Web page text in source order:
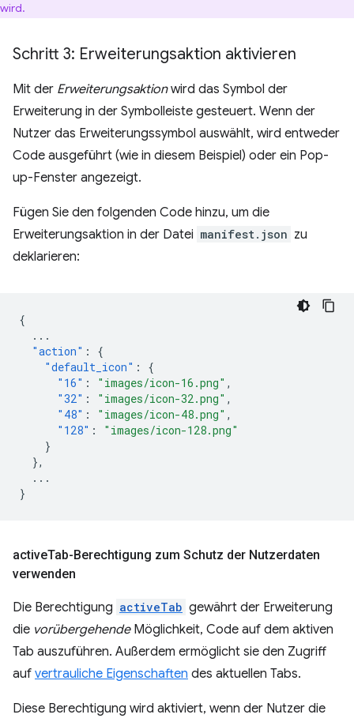
wird.
Schritt 3: Erweiterungsaktion aktivieren
Mit der Erweiterungsaktionwird das Symbol der
Erweiterung in der Symbolleiste gesteuert. Wenn der
Nutzer das Erweiterungssymbol auswählt, wird entweder
Code ausgeführt (wie in diesem Beispiel) oder ein Pop-
up-Fenster angezeigt.
Fügen Sie den folgenden Code hinzu, um die
Erweiterungsaktion in der Datei manifest.json zu
deklarieren:
{
...
"action" :
{
"default_icon" :
{
"16" : "images/icon-16.png" ,
"32" : "images/icon-32.png" ,
"48" : "images/icon-48.png" ,
"128" :
"images/icon-128.png"
}
},
...
}
activeTab-Berechtigung zum Schutz der Nutzerdaten
verwenden
Die Berechtigung activeTab gewährt der Erweiterung
die vorübergehendeMöglichkeit, Code auf dem aktiven
Tab auszuführen. Außerdem ermöglicht sie den Zugriff
auf vertrauliche Eigenschaften des aktuellen Tabs.
Diese Berechtigung wird aktiviert, wenn der Nutzer die